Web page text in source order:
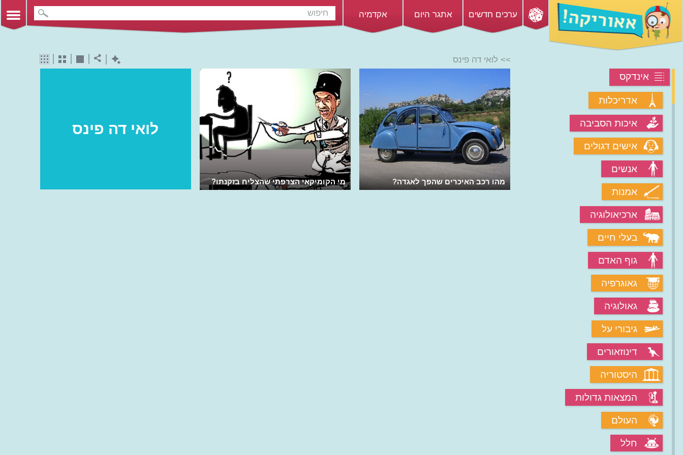
ערכים חדשים אתגר היום אקדמיה
אינדקס
אדריכלות
איכות הסביבה
אישים דגולים
אנשים
אמנות
ארכיאולוגיה
בעלי חיים
גוף האדם
גאוגרפיה
גאולוגיה
גיבורי על
דינוזאורים
היסטוריה
המצאות גדולות
העולם
חלל
>> לואי דה פינס
לואי דה פינס
מי הקומיקאי הצרפתי שהצליח בזקנתו? מהו רכב האיכרים שהפך לאגדה?